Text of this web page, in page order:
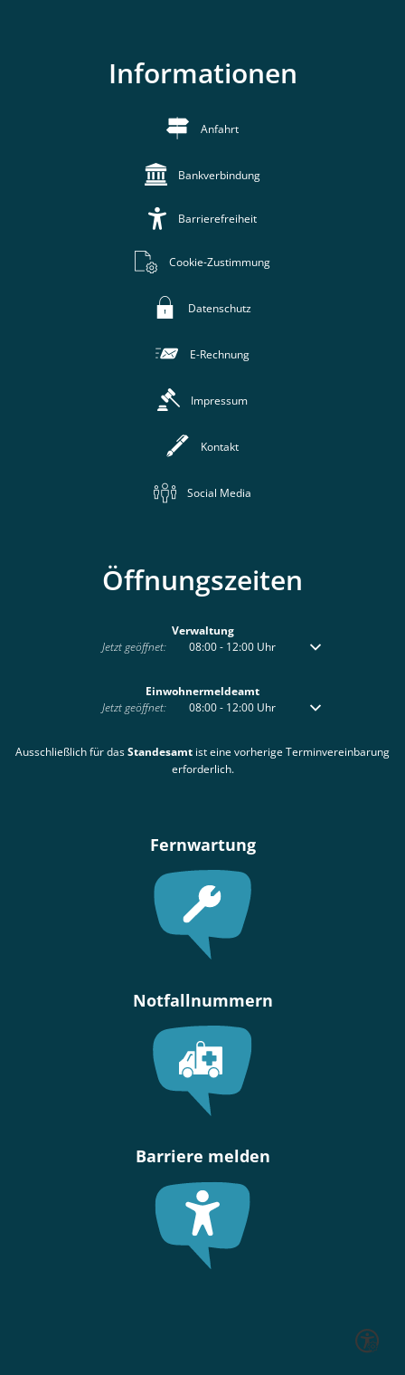
Informationen
Anfahrt
Bankverbindung
Barrierefreiheit
Cookie-Zustimmung
Datenschutz
E-Rechnung
Impressum
Kontakt
Social Media
Öffnungszeiten
Verwaltung
Klicken, um weitere Öffnungs- oder Schließzeiten auszublenden
Jetzt geöffnet: 08:00- 12:00Uhr Von 08:00 bis 12:00
Einwohnermeldeamt
Klicken, um weitere Öffnungs- oder Schließzeiten auszublenden
Jetzt geöffnet: 08:00- 12:00Uhr Von 08:00 bis 12:00
Ausschließlich für dasStandesamt ist eine vorherige Terminvereinbarung
erforderlich.
Fernwartung
Notfallnummern
Barriere melden
Seite